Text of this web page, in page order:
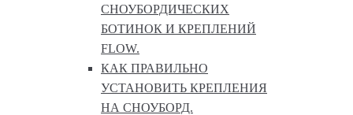
СНОУБОРДИЧЕСКИХ
БОТИНОК И КРЕПЛЕНИЙ
FLOW.
КАК ПРАВИЛЬНО
УСТАНОВИТЬ КРЕПЛЕНИЯ
НА СНОУБОРД.